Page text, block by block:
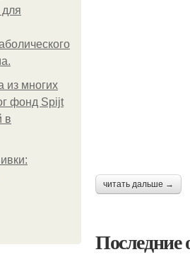
из многих
фонд Spijt
в
читать дальше →
Последние